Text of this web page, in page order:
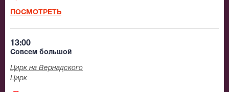
ПОСМОТРЕТЬ
13:00
Совсем большой
Цирк на Вернадского
Цирк